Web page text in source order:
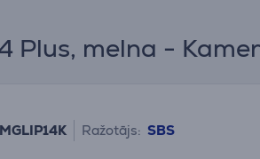
Plus, melna -
Ražotājs: SBS